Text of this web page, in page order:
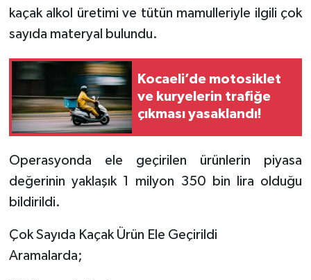
kaçak alkol üretimi ve tütün mamulleriyle ilgili çok
sayıda materyal bulundu.
Kocaeli’de motosiklet
ve kuryelerin trafiğe
çıkması yasaklandı!
Operasyonda ele geçirilen ürünlerin piyasa
değerinin yaklaşık 1 milyon 350 bin lira olduğu
bildirildi.
Çok Sayıda Kaçak Ürün Ele Geçirildi
Aramalarda;